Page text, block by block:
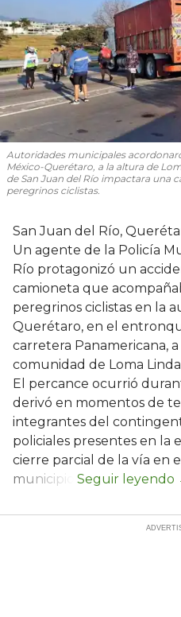
Autoridades municipales
México-Querétaro, a la altura de
de San Juan del Río impactara una
peregrinos ciclistas.
San Juan del Río,
Un agente de la Policía
Río protagonizó un
camioneta que
peregrinos ciclistas en la
Querétaro, en el
carretera Panamericana,
comunidad de Loma
El percance ocurrió
derivó en momentos de
integrantes del
policiales presentes en la
cierre parcial de la vía en
municipio.